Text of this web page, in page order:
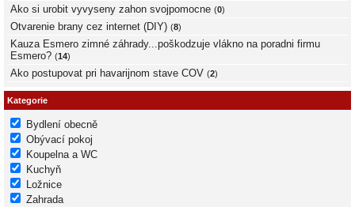
Ako si urobit vyvyseny zahon svojpomocne (0)
Otvarenie brany cez internet (DIY) (8)
Kauza Esmero zimné záhrady...poškodzuje vlákno na poradni firmu
Esmero? (14)
Ako postupovat pri havarijnom stave COV (2)
Kategorie
Bydlení obecně
Obývací pokoj
Koupelna a WC
Kuchyň
Ložnice
Zahrada